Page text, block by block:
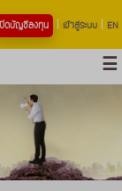
ปิดบัญชีลงทุน เข้าสู่ระบบ EN